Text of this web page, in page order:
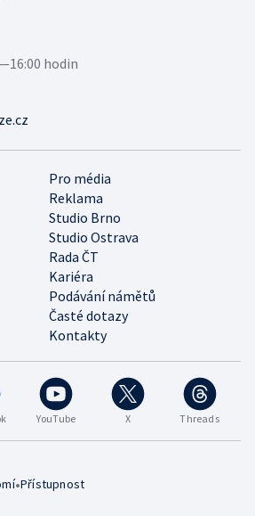
YouTube X Threads
Pro média
Reklama
Studio Brno
Studio Ostrava
Rada ČT
Kariéra
Podávání námětů
Časté dotazy
Kontakty
hodin
•Přístupnost